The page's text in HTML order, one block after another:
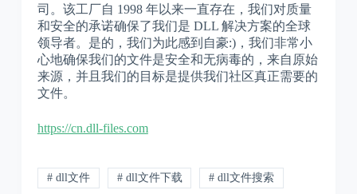
司。该工厂自 1998 年以来一直存在，我们对质量
和安全的承诺确保了我们是 DLL 解决方案的全球
领导者。是的，我们为此感到自豪:)，我们非常小
心地确保我们的文件是安全和无病毒的，来自原始
来源，并且我们的目标是提供我们社区真正需要的
文件。
https://cn.dll-files.com
# dll文件 # dll文件下载 # dll文件搜索